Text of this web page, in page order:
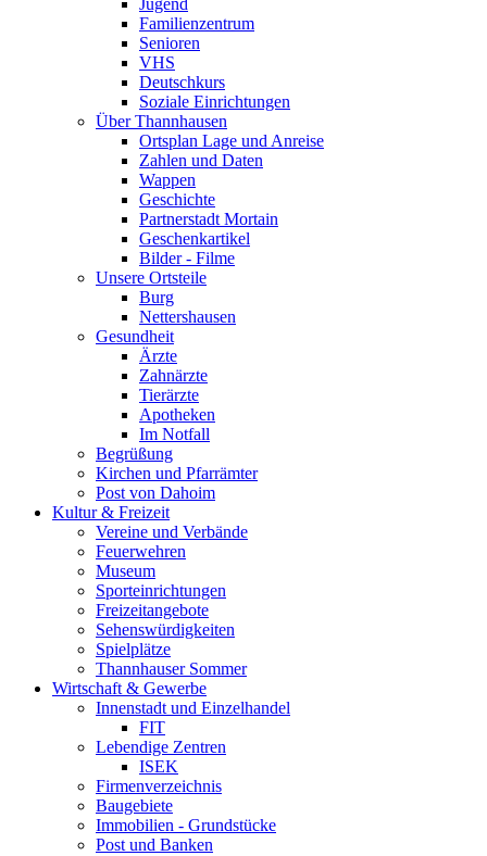
Jugend
Familienzentrum
Senioren
VHS
Deutschkurs
Soziale Einrichtungen
Über Thannhausen
Ortsplan Lage und Anreise
Zahlen und Daten
Wappen
Geschichte
Partnerstadt Mortain
Geschenkartikel
Bilder - Filme
Unsere Ortsteile
Burg
Nettershausen
Gesundheit
Ärzte
Zahnärzte
Tierärzte
Apotheken
Im Notfall
Begrüßung
Kirchen und Pfarrämter
Post von Dahoim
Kultur & Freizeit
Vereine und Verbände
Feuerwehren
Museum
Sporteinrichtungen
Freizeitangebote
Sehenswürdigkeiten
Spielplätze
Thannhauser Sommer
Wirtschaft & Gewerbe
Innenstadt und Einzelhandel
FIT
Lebendige Zentren
ISEK
Firmenverzeichnis
Baugebiete
Immobilien - Grundstücke
Post und Banken